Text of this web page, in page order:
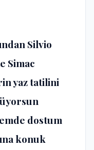
Silvio
Simac
yaz tatilini
dostum
konuk